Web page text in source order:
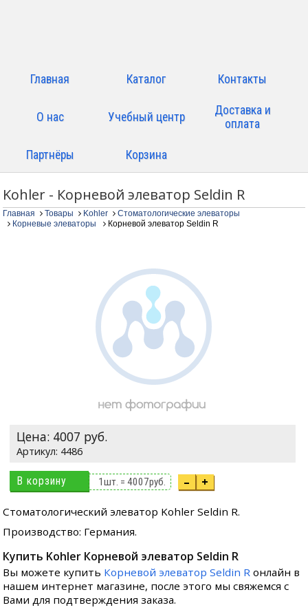
Главная Каталог Контакты
О нас Учебный центр
Доставка и
оплата
Партнёры Корзина
Kohler - Корневой элеватор Seldin R
Главная Товары Kohler
Стоматологические элеваторы
Корневые элеваторы
Корневой элеватор Seldin R
Цена: 4007 руб.
4486
В корзину 1шт. =4007руб. – +
Стоматологический элеватор Kohler Seldin R.
Производство: Германия.
Купить Kohler Корневой элеватор Seldin R
Вы можете купить Корневой элеватор Seldin R онлайн в
нашем интернет магазине, после этого мы свяжемся с
Вами для подтверждения заказа.